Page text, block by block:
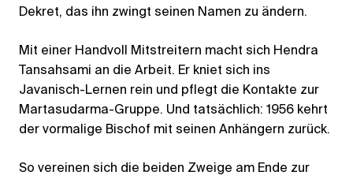
Dekret, das ihn zwingt seinen Namen zu ändern.
Mit einer Handvoll Mitstreitern macht sich Hendra
Tansahsami an die Arbeit. Er kniet sich ins
Javanisch-Lernen rein und pflegt die Kontakte zur
Martasudarma-Gruppe. Und tatsächlich: 1956 kehrt
der vormalige Bischof mit seinen Anhängern zurück.
So vereinen sich die beiden Zweige am Ende zur